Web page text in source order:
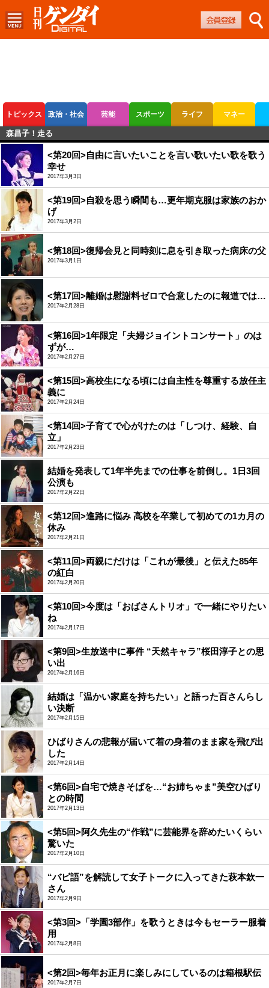
トピックス 政治・社会 芸能 スポーツ ライフ マネー
ボートレース
森昌子！走る
<第20回>自由に言いたいことを言い歌いたい歌を歌う
幸せ
2017年3月3日
<第19回>自殺を思う瞬間も…更年期克服は家族のおか
げ
2017年3月2日
<第18回>復帰会見と同時刻に息を引き取った病床の父
2017年3月1日
<第17回>離婚は慰謝料ゼロで合意したのに報道では…
2017年2月28日
<第16回>1年限定「夫婦ジョイントコンサート」のは
ずが…
2017年2月27日
<第15回>高校生になる頃には自主性を尊重する放任主
義に
2017年2月24日
<第14回>子育てで心がけたのは「しつけ、経験、自
立」
2017年2月23日
結婚を発表して1年半先までの仕事を前倒し。1日3回
公演も
2017年2月22日
<第12回>進路に悩み 高校を卒業して初めての1カ月の
休み
2017年2月21日
<第11回>両親にだけは「これが最後」と伝えた85年
の紅白
2017年2月20日
<第10回>今度は「おばさんトリオ」で一緒にやりたい
ね
2017年2月17日
<第9回>生放送中に事件 “天然キャラ”桜田淳子との思
い出
2017年2月16日
結婚は「温かい家庭を持ちたい」と語った百さんらし
い決断
2017年2月15日
ひばりさんの悲報が届いて着の身着のまま家を飛び出
した
2017年2月14日
<第6回>自宅で焼きそばを…“お姉ちゃま”美空ひばり
との時間
2017年2月13日
<第5回>阿久先生の“作戦”に芸能界を辞めたいくらい
驚いた
2017年2月10日
“バビ語”を解読して女子トークに入ってきた萩本欽一
さん
2017年2月9日
<第3回>「学園3部作」を歌うときは今もセーラー服着
用
2017年2月8日
<第2回>毎年お正月に楽しみにしているのは箱根駅伝
2017年2月7日